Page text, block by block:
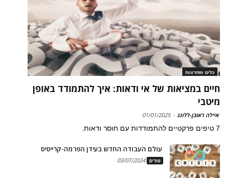
כלים ופתרונות
חיים במציאות של אי ודאות: איך להתמודד באופן
מיטבי
איילה ראובן-ללונג -
01/01/2025
7 טיפים פרקטיים להתמודדות עם חוסר ודאות.
עולם העבודה החדש בעידן הפרמה-קרייסיס
טורים 03/07/2024